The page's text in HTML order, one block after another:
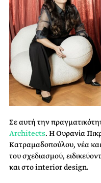
Σε αυτή την
Architects. Η Ουρανία
Κατραμαδοπούλου, νέα
του σχεδιασμού,
και στο interior design.